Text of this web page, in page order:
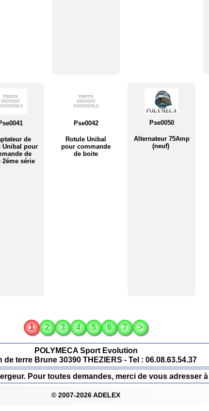
de
Unibal pour
de
2éme série
Pse0042
Rotule Unibal
pour commande
de boite
Pse0050
Alternateur 75Amp
(neuf)
1 2 3 4 5 6 7 >
POLYMECA Sport Evolution
de terre Brune 30390 THEZIERS - Tel : 06.08.63.54.37
Pour toutes demandes, merci de vous adresser
© 2007-2026 ADELEX